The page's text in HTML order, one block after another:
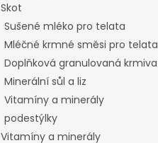
Skot
Sušené mléko pro telata
Mléčné krmné směsi pro telata
Doplňková granulovaná krmiva
Minerální sůl a liz
Vitamíny a minerály
podestýlky
Vitamíny a minerály